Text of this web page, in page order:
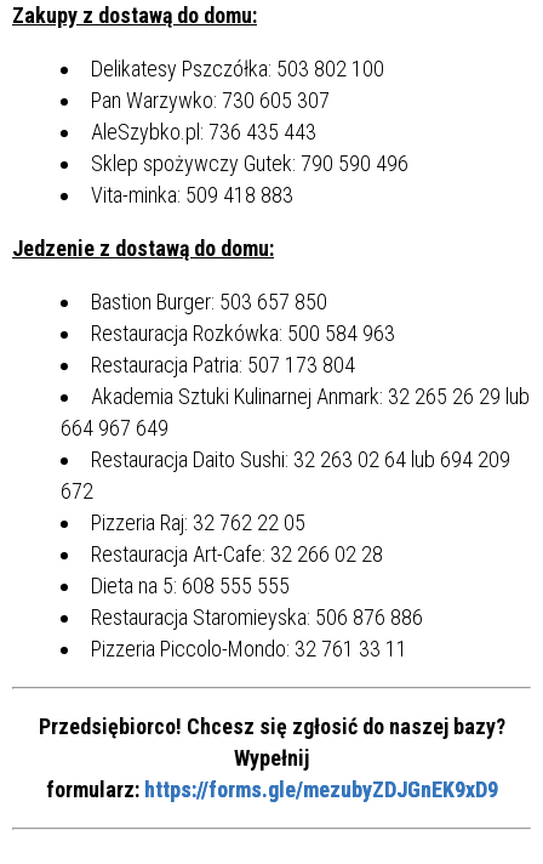
Zakupy z dostawą do domu:
Delikatesy Pszczółka: 503 802 100
Pan Warzywko: 730 605 307
AleSzybko.pl: 736 435 443
Sklep spożywczy Gutek: 790 590 496
Vita-minka: 509 418 883
Jedzenie z dostawą do domu:
Bastion Burger: 503 657 850
Restauracja Rozkówka: 500 584 963
Restauracja Patria: 507 173 804
Akademia Sztuki Kulinarnej Anmark: 32 265 26 29 lub
664 967 649
Restauracja Daito Sushi: 32 263 02 64 lub 694 209
672
Pizzeria Raj: 32 762 22 05
Restauracja Art-Cafe: 32 266 02 28
Dieta na 5: 608 555 555
Restauracja Staromieyska: 506 876 886
Pizzeria Piccolo-Mondo: 32 761 33 11
Przedsiębiorco! Chcesz się zgłosić do naszej bazy?
Wypełnij
formularz: https://forms.gle/mezubyZDJGnEK9xD9